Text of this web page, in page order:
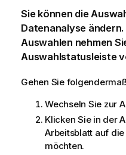
Sie können die
Datenanalyse
Auswahlen nehmen
Auswahlstatusleiste
Gehen Sie
Wechseln Sie zur
Klicken Sie in der
Arbeitsblatt auf
möchten.